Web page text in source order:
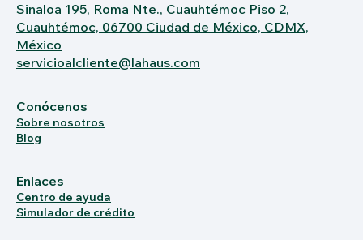
Sinaloa 195, Roma Nte., Cuauhtémoc Piso 2,
Cuauhtémoc, 06700 Ciudad de México, CDMX,
México
servicioalcliente@lahaus.com
Conócenos
Sobre nosotros
Blog
Enlaces
Centro de ayuda
Simulador de crédito